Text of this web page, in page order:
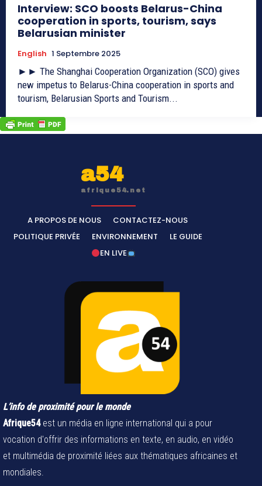
Interview: SCO boosts Belarus-China
cooperation in sports, tourism, says
Belarusian minister
English 1 Septembre 2025
►► The Shanghai Cooperation Organization (SCO) gives
new impetus to Belarus-China cooperation in sports and
tourism, Belarusian Sports and Tourism...
a54
afrique54.net
A PROPOS DE NOUS
CONTACTEZ-NOUS
POLITIQUE PRIVÉE
ENVIRONNEMENT
LE GUIDE
EN LIVE
L’info de proximité pour le monde
Afrique54est un média en ligne international qui a pour
vocation d'offrir des informations en texte, en audio, en vidéo
et multimédia de proximité liées aux thématiques africaines et
mondiales.